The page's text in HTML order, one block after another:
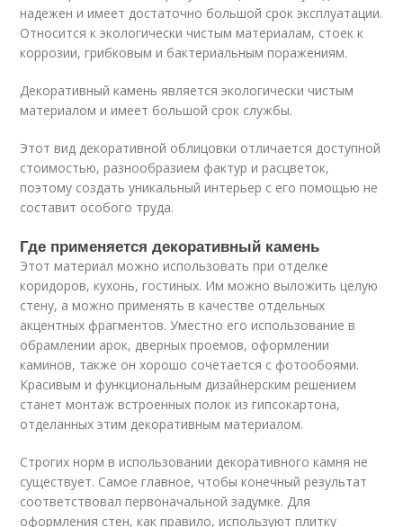
надежен и имеет достаточно большой срок эксплуатации.
Относится к экологически чистым материалам, стоек к
коррозии, грибковым и бактериальным поражениям.
Декоративный камень является экологически чистым
материалом и имеет большой срок службы.
Этот вид декоративной облицовки отличается доступной
стоимостью, разнообразием фактур и расцветок,
поэтому создать уникальный интерьер с его помощью не
составит особого труда.
Где применяется декоративный камень
Этот материал можно использовать при отделке
коридоров, кухонь, гостиных. Им можно выложить целую
стену, а можно применять в качестве отдельных
акцентных фрагментов. Уместно его использование в
обрамлении арок, дверных проемов, оформлении
каминов, также он хорошо сочетается с фотообоями.
Красивым и функциональным дизайнерским решением
станет монтаж встроенных полок из гипсокартона,
отделанных этим декоративным материалом.
Строгих норм в использовании декоративного камня не
существует. Самое главное, чтобы конечный результат
соответствовал первоначальной задумке. Для
оформления стен, как правило, используют плитку